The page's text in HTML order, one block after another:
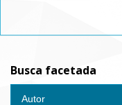
Busca facetada
Autor